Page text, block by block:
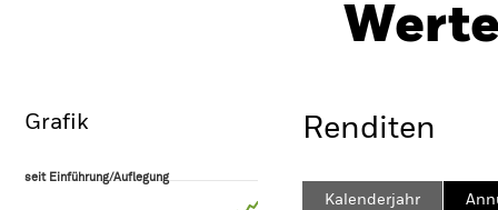
Grafik
seit Einführung/Auflegung
seit Einführung/Auflegung
Renditen
Kalenderjahr